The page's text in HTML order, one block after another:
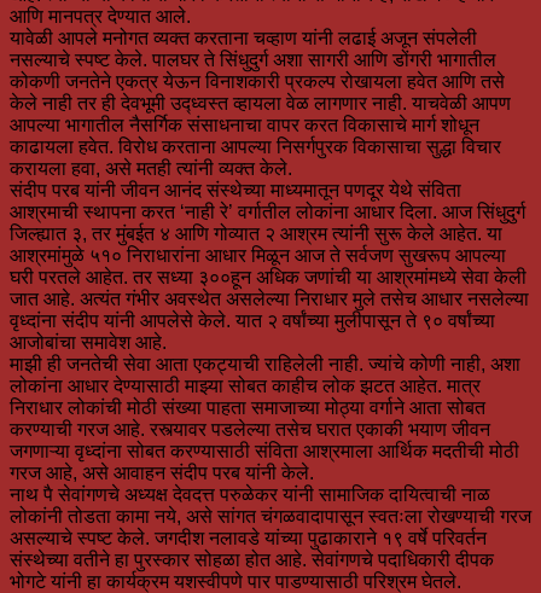
आणि मानपत्र देण्यात आले.
यावेळी आपले मनोगत व्यक्त करताना चव्हाण यांनी लढाई अजून संपलेली
नसल्याचे स्पष्ट केले. पालघर ते सिंधुदुर्ग अशा सागरी आणि डोंगरी भागातील
कोकणी जनतेने एकत्र येऊन विनाशकारी प्रकल्प रोखायला हवेत आणि तसे
केले नाही तर ही देवभूमी उद्ध्वस्त व्हायला वेळ लागणार नाही. याचवेळी आपण
आपल्या भागातील नैसर्गिक संसाधनाचा वापर करत विकासाचे मार्ग शोधून
काढायला हवेत. विरोध करताना आपल्या निसर्गपुरक विकासाचा सुद्धा विचार
करायला हवा, असे मतही त्यांनी व्यक्त केले.
संदीप परब यांनी जीवन आनंद संस्थेच्या माध्यमातून पणदूर येथे संविता
आश्रमाची स्थापना करत ‘नाही रे’ वर्गातील लोकांना आधार दिला. आज सिंधुदुर्ग
जिल्ह्यात ३, तर मुंबईत ४ आणि गोव्यात २ आश्रम त्यांनी सुरू केले आहेत. या
आश्रमांमुळे ५१० निराधारांना आधार मिळून आज ते सर्वजण सुखरूप आपल्या
घरी परतले आहेत. तर सध्या ३००हून अधिक जणांची या आश्रमांमध्ये सेवा केली
जात आहे. अत्यंत गंभीर अवस्थेत असलेल्या निराधार मुले तसेच आधार नसलेल्या
वृध्दांना संदीप यांनी आपलेसे केले. यात २ वर्षांच्या मुलीपासून ते ९० वर्षांच्या
आजोबांचा समावेश आहे.
माझी ही जनतेची सेवा आता एकट्याची राहिलेली नाही. ज्यांचे कोणी नाही, अशा
लोकांना आधार देण्यासाठी माझ्या सोबत काहीच लोक झटत आहेत. मात्र
निराधार लोकांची मोठी संख्या पाहता समाजाच्या मोठ्या वर्गाने आता सोबत
करण्याची गरज आहे. रस्त्यावर पडलेल्या तसेच घरात एकाकी भयाण जीवन
जगणाऱ्या वृध्दांना सोबत करण्यासाठी संविता आश्रमाला आर्थिक मदतीची मोठी
गरज आहे, असे आवाहन संदीप परब यांनी केले.
नाथ पै सेवांगणचे अध्यक्ष देवदत्त परुळेकर यांनी सामाजिक दायित्वाची नाळ
लोकांनी तोडता कामा नये, असे सांगत चंगळवादापासून स्वतःला रोखण्याची गरज
असल्याचे स्पष्ट केले. जगदीश नलावडे यांच्या पुढाकाराने १९ वर्षे परिवर्तन
संस्थेच्या वतीने हा पुरस्कार सोहळा होत आहे. सेवांगणचे पदाधिकारी दीपक
भोगटे यांनी हा कार्यक्रम यशस्वीपणे पार पाडण्यासाठी परिश्रम घेतले.